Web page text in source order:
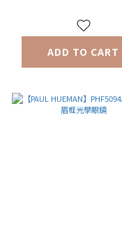
ADD TO CART